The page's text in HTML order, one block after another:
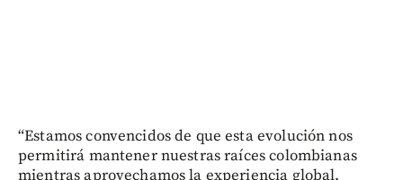
“Estamos convencidos de que esta evolución nos
permitirá mantener nuestras raíces colombianas
mientras aprovechamos la experiencia global,